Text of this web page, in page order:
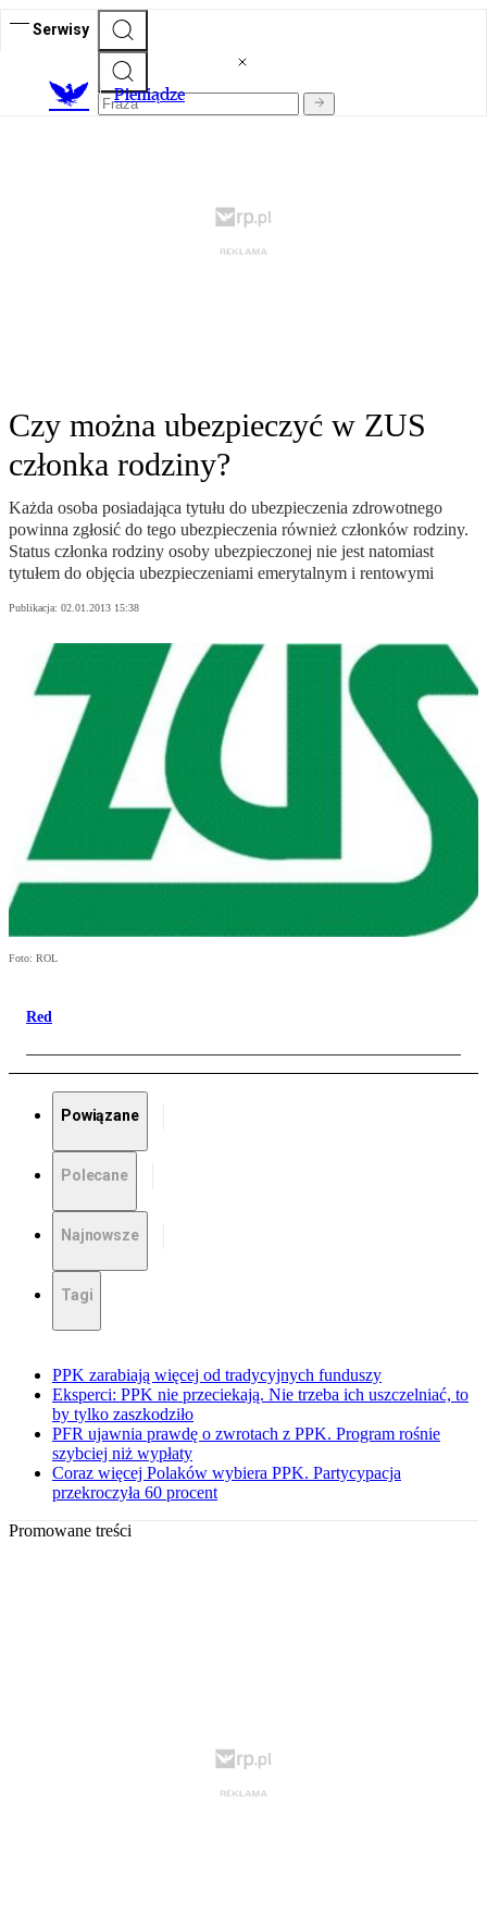
Serwisy
Pieniądze
Czy można ubezpieczyć w ZUS
członka rodziny?
Każda osoba posiadająca tytułu do ubezpieczenia zdrowotnego
powinna zgłosić do tego ubezpieczenia również członków rodziny.
Status członka rodziny osoby ubezpieczonej nie jest natomiast
tytułem do objęcia ubezpieczeniami emerytalnym i rentowymi
Publikacja: 02.01.2013 15:38
Foto: ROL
Red
Powiązane
Polecane
Najnowsze
Tagi
PPK zarabiają więcej od tradycyjnych funduszy
Eksperci: PPK nie przeciekają. Nie trzeba ich uszczelniać, to
by tylko zaszkodziło
PFR ujawnia prawdę o zwrotach z PPK. Program rośnie
szybciej niż wypłaty
Coraz więcej Polaków wybiera PPK. Partycypacja
przekroczyła 60 procent
Promowane treści